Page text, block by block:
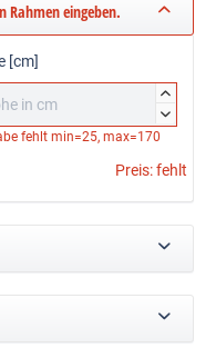
Rahmen eingeben.
[cm]


fehlt min=25, max=170
Preis:fehlt